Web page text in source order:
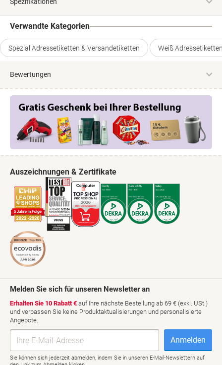
Verwandte Kategorien
Spezial Adressetiketten & Versandetiketten Weiß
Bewertungen
Auszeichnungen & Zertifikate